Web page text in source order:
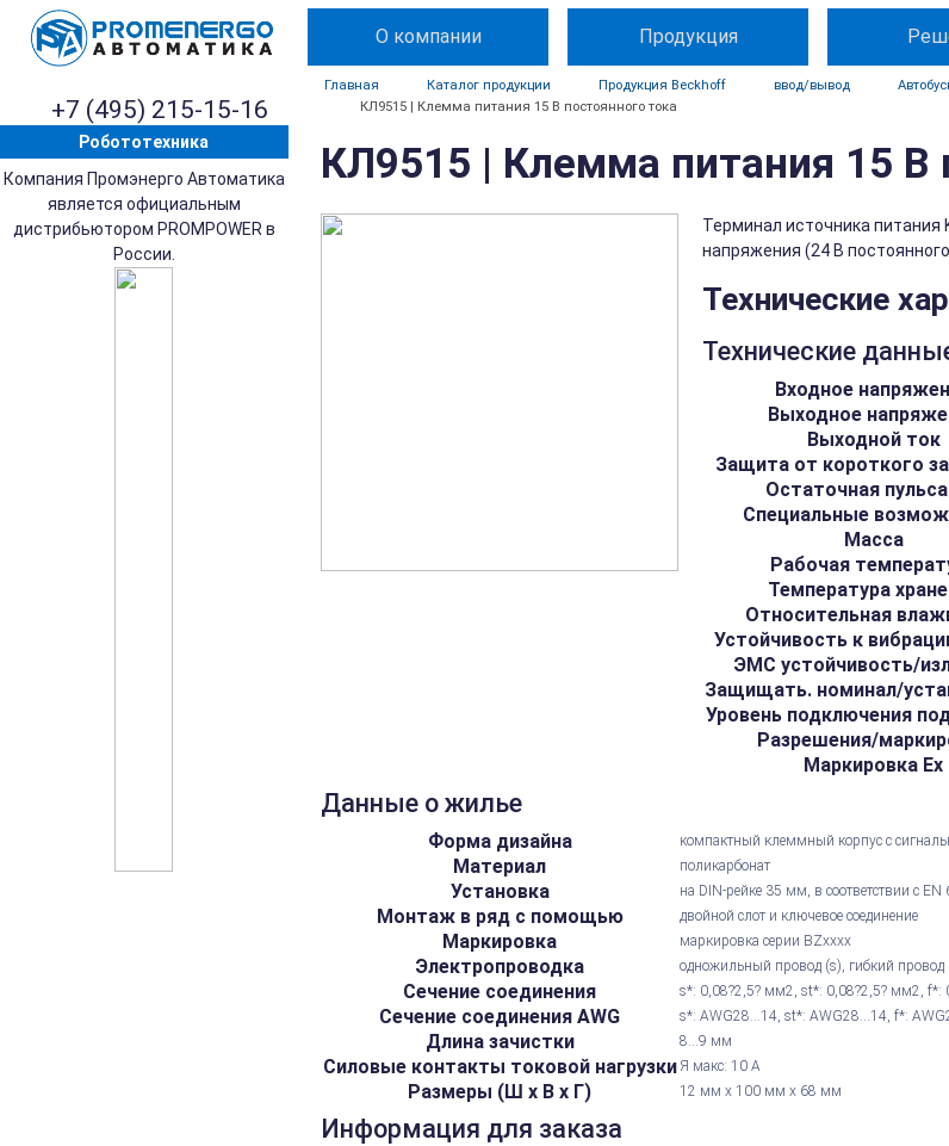
О компании Продукция
+7 (495) 215-15-16
Главная Каталог продукции Продукция Beckhoff ввод/вывод
КЛ9515 | Клемма питания 15 В постоянного тока
Робототехника
Компания Промэнерго Автоматика
является официальным
дистрибьютором PROMPOWER в
России.
КЛ9515 | Клемма питания 15 В
Терминал источника питания
напряжения (24 В
Технические
Технические
Входное
Выходное
Выходной ток
Защита от короткого
Остаточная
Специальные
Масса
Рабочая
Температура
Относительная
Устойчивость к
ЭМС устойчивость/
Защищать. номинал/
Уровень подключения
Разрешения/
Маркировка Ex
Данные о жилье
Форма дизайна компактный клеммный корпус с
Материал поликарбонат
Установка на DIN-рейке 35 мм, в соответствии с
Монтаж в ряд с помощью двойной слот и ключевое соединение
Маркировка маркировка серии BZxxxx
Электропроводка одножильный провод (s), гибкий провод
Сечение соединения s*: 0,08?2,5? мм2, st*: 0,08?2,5? мм2, f*:
Сечение соединения AWG s*: AWG28...14, st*: AWG28...14, f*:
Длина зачистки 8...9 мм
Силовые контакты токовой нагрузки Я макс: 10 А
Размеры (Ш х В х Г) 12 мм x 100 мм x 68 мм
Информация для заказа